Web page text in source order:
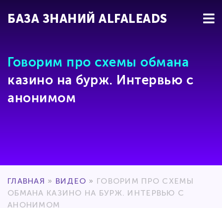
БАЗА ЗНАНИЙ ALFALEADS
Говорим про cхемы обмана
казино на бурж. Интервью с
анонимом
ГЛАВНАЯ » ВИДЕО » ГОВОРИМ ПРО CХЕМЫ
ОБМАНА КАЗИНО НА БУРЖ. ИНТЕРВЬЮ С
АНОНИМОМ